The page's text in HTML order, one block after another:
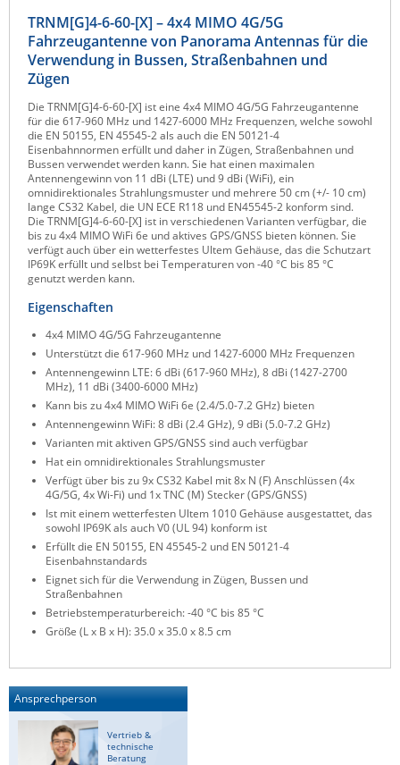
Poynting
Raritan
Riello UPS
Server Technology
Siretta
SIRIO Antenne
Sunbird
Tactical Software
TEKTELIC
Teltonika
Unwired Networks
Vision
WATTECO
Westermo
Yuasa
ZPE Systems
News zu unseren Herstellern
TRNM[G]4-6-60-[X] – 4x4 MIMO 4G/5G
Fahrzeugantenne von Panorama Antennas für die
Verwendung in Bussen, Straßenbahnen und
Zügen
Die TRNM[G]4-6-60-[X] ist eine 4x4 MIMO 4G/5G Fahrzeugantenne
für die 617-960 MHz und 1427-6000 MHz Frequenzen, welche sowohl
die EN 50155, EN 45545-2 als auch die EN 50121-4
Eisenbahnnormen erfüllt und daher in Zügen, Straßenbahnen und
Bussen verwendet werden kann. Sie hat einen maximalen
Antennengewinn von 11 dBi (LTE) und 9 dBi (WiFi), ein
omnidirektionales Strahlungsmuster und mehrere 50 cm (+/- 10 cm)
lange CS32 Kabel, die UN ECE R118 und EN45545-2 konform sind.
Die TRNM[G]4-6-60-[X] ist in verschiedenen Varianten verfügbar, die
bis zu 4x4 MIMO WiFi 6e und aktives GPS/GNSS bieten können. Sie
verfügt auch über ein wetterfestes Ultem Gehäuse, das die Schutzart
IP69K erfüllt und selbst bei Temperaturen von -40 °C bis 85 °C
genutzt werden kann.
Eigenschaften
4x4 MIMO 4G/5G Fahrzeugantenne
Unterstützt die 617-960 MHz und 1427-6000 MHz Frequenzen
Antennengewinn LTE: 6 dBi (617-960 MHz), 8 dBi (1427-2700
MHz), 11 dBi (3400-6000 MHz)
Kann bis zu 4x4 MIMO WiFi 6e (2.4/5.0-7.2 GHz) bieten
Antennengewinn WiFi: 8 dBi (2.4 GHz), 9 dBi (5.0-7.2 GHz)
Varianten mit aktiven GPS/GNSS sind auch verfügbar
Hat ein omnidirektionales Strahlungsmuster
Verfügt über bis zu 9x CS32 Kabel mit 8x N (F) Anschlüssen (4x
4G/5G, 4x Wi-Fi) und 1x TNC (M) Stecker (GPS/GNSS)
Ist mit einem wetterfesten Ultem 1010 Gehäuse ausgestattet, das
sowohl IP69K als auch V0 (UL 94) konform ist
Erfüllt die EN 50155, EN 45545-2 und EN 50121-4
Eisenbahnstandards
Eignet sich für die Verwendung in Zügen, Bussen und
Straßenbahnen
Betriebstemperaturbereich: -40 °C bis 85 °C
Größe (L x B x H): 35.0 x 35.0 x 8.5 cm
Ansprechperson
Vertrieb &
technische
Beratung